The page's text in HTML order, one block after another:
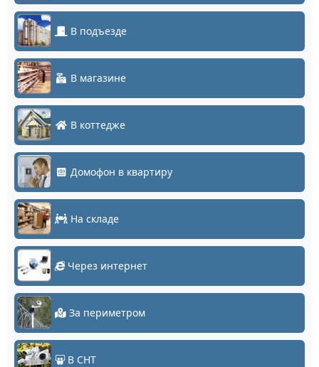
В подъезде
В магазине
В коттедже
Домофон в квартиру
На складе
Через интернет
За периметром
В СНТ